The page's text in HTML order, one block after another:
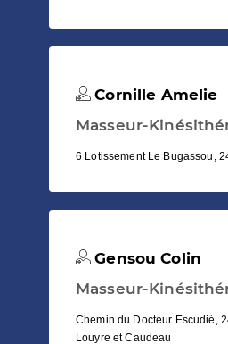
Cornille Amelie
Masseur-
6 Lotissement Le Bugassou,
Gensou Colin
Masseur-
Chemin du Docteur Escudié,
Louyre et Caudeau